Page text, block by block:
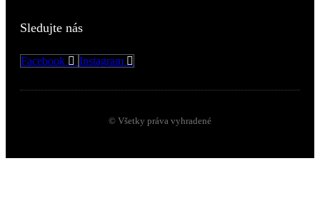
Sledujte nás
Facebook Instagram
© Všetky práva vyhradené